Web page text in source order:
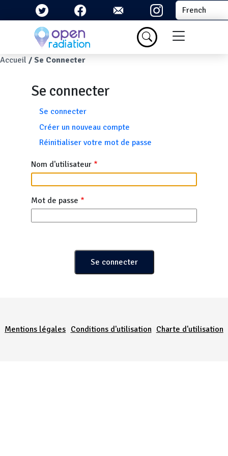
Aller au contenu principal Select your
Menu du
Fil d'Ariane
Accueil Se Connecter
Se connecter
Onglets principaux
Se connecter
Créer un nouveau compte
Réinitialiser votre mot de passe
Nom d'utilisateur
Mot de passe
Mentions légales Conditions d'utilisation Charte d'utilisation